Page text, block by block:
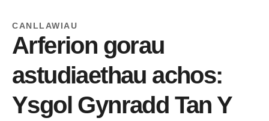
CANLLAWIAU
Arferion gorau
astudiaethau achos:
Ysgol Gynradd Tan Y